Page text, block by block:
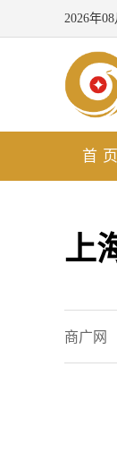
2026年
首页
上
商广网